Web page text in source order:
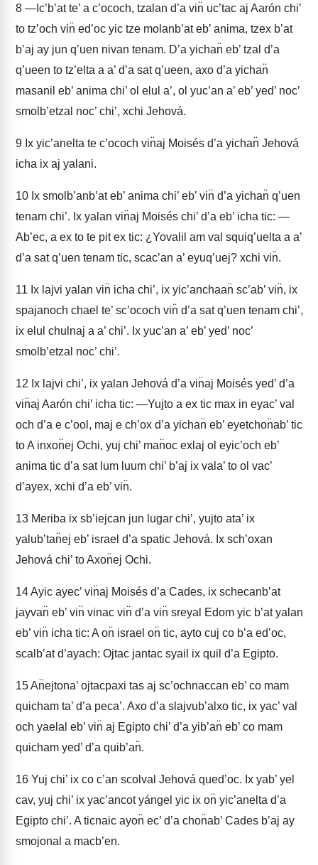
8 —Ic’b’at te’ a c’ococh, tzalan d’a vin̈ uc’tac aj Aarón chi’
to tz’och vin̈ ed’oc yic tze molanb’at eb’ anima, tzex b’at
b’aj ay jun q’uen nivan tenam. D’a yichan̈ eb’ tzal d’a
q’ueen to tz’elta a a’ d’a sat q’ueen, axo d’a yichan̈
masanil eb’ anima chi’ ol elul a’, ol yuc’an a’ eb’ yed’ noc’
smolb’etzal noc’ chi’, xchi Jehová.
9 Ix yic’anelta te c’ococh vin̈aj Moisés d’a yichan̈ Jehová
icha ix aj yalani.
10 Ix smolb’anb’at eb’ anima chi’ eb’ vin̈ d’a yichan̈ q’uen
tenam chi’. Ix yalan vin̈aj Moisés chi’ d’a eb’ icha tic: —
Ab’ec, a ex to te pit ex tic: ¿Yovalil am val squiq’uelta a a’
d’a sat q’uen tenam tic, scac’an a’ eyuq’uej? xchi vin̈.
11 Ix lajvi yalan vin̈ icha chi’, ix yic’anchaan̈ sc’ab’ vin̈, ix
spajanoch chael te’ sc’ococh vin̈ d’a sat q’uen tenam chi’,
ix elul chulnaj a a’ chi’. Ix yuc’an a’ eb’ yed’ noc’
smolb’etzal noc’ chi’.
12 Ix lajvi chi’, ix yalan Jehová d’a vin̈aj Moisés yed’ d’a
vin̈aj Aarón chi’ icha tic: —Yujto a ex tic max in eyac’ val
och d’a e c’ool, maj e ch’ox d’a yichan̈ eb’ eyetchon̈ab’ tic
to A inxon̈ej Ochi, yuj chi’ man̈oc exlaj ol eyic’och eb’
anima tic d’a sat lum luum chi’ b’aj ix vala’ to ol vac’
d’ayex, xchi d’a eb’ vin̈.
13 Meriba ix sb’iejcan jun lugar chi’, yujto ata’ ix
yalub’tan̈ej eb’ israel d’a spatic Jehová. Ix sch’oxan
Jehová chi’ to Axon̈ej Ochi.
14Ayic ayec’ vin̈aj Moisés d’a Cades, ix schecanb’at
jayvan̈ eb’ vin̈ vinac vin̈ d’a vin̈ sreyal Edom yic b’at yalan
eb’ vin̈ icha tic: A on̈ israel on̈ tic, ayto cuj co b’a ed’oc,
scalb’at d’ayach: Ojtac jantac syail ix quil d’a Egipto.
15An̈ejtona’ ojtacpaxi tas aj sc’ochnaccan eb’ co mam
quicham ta’ d’a peca’. Axo d’a slajvub’alxo tic, ix yac’ val
och yaelal eb’ vin̈ aj Egipto chi’ d’a yib’an̈ eb’ co mam
quicham yed’ d’a quib’an̈.
16 Yuj chi’ ix co c’an scolval Jehová qued’oc. Ix yab’ yel
cav, yuj chi’ ix yac’ancot yángel yic ix on̈ yic’anelta d’a
Egipto chi’. A ticnaic ayon̈ ec’ d’a chon̈ab’ Cades b’aj ay
smojonal a macb’en.